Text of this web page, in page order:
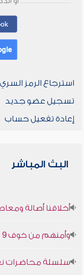
استرجاع الرمز السري
تسجيل عضو جديد
إعادة تفعيل حساب
البث المباشر
أخلاقنا أصالة
وأمنهم من خوف 9
سلسلة محاضرات